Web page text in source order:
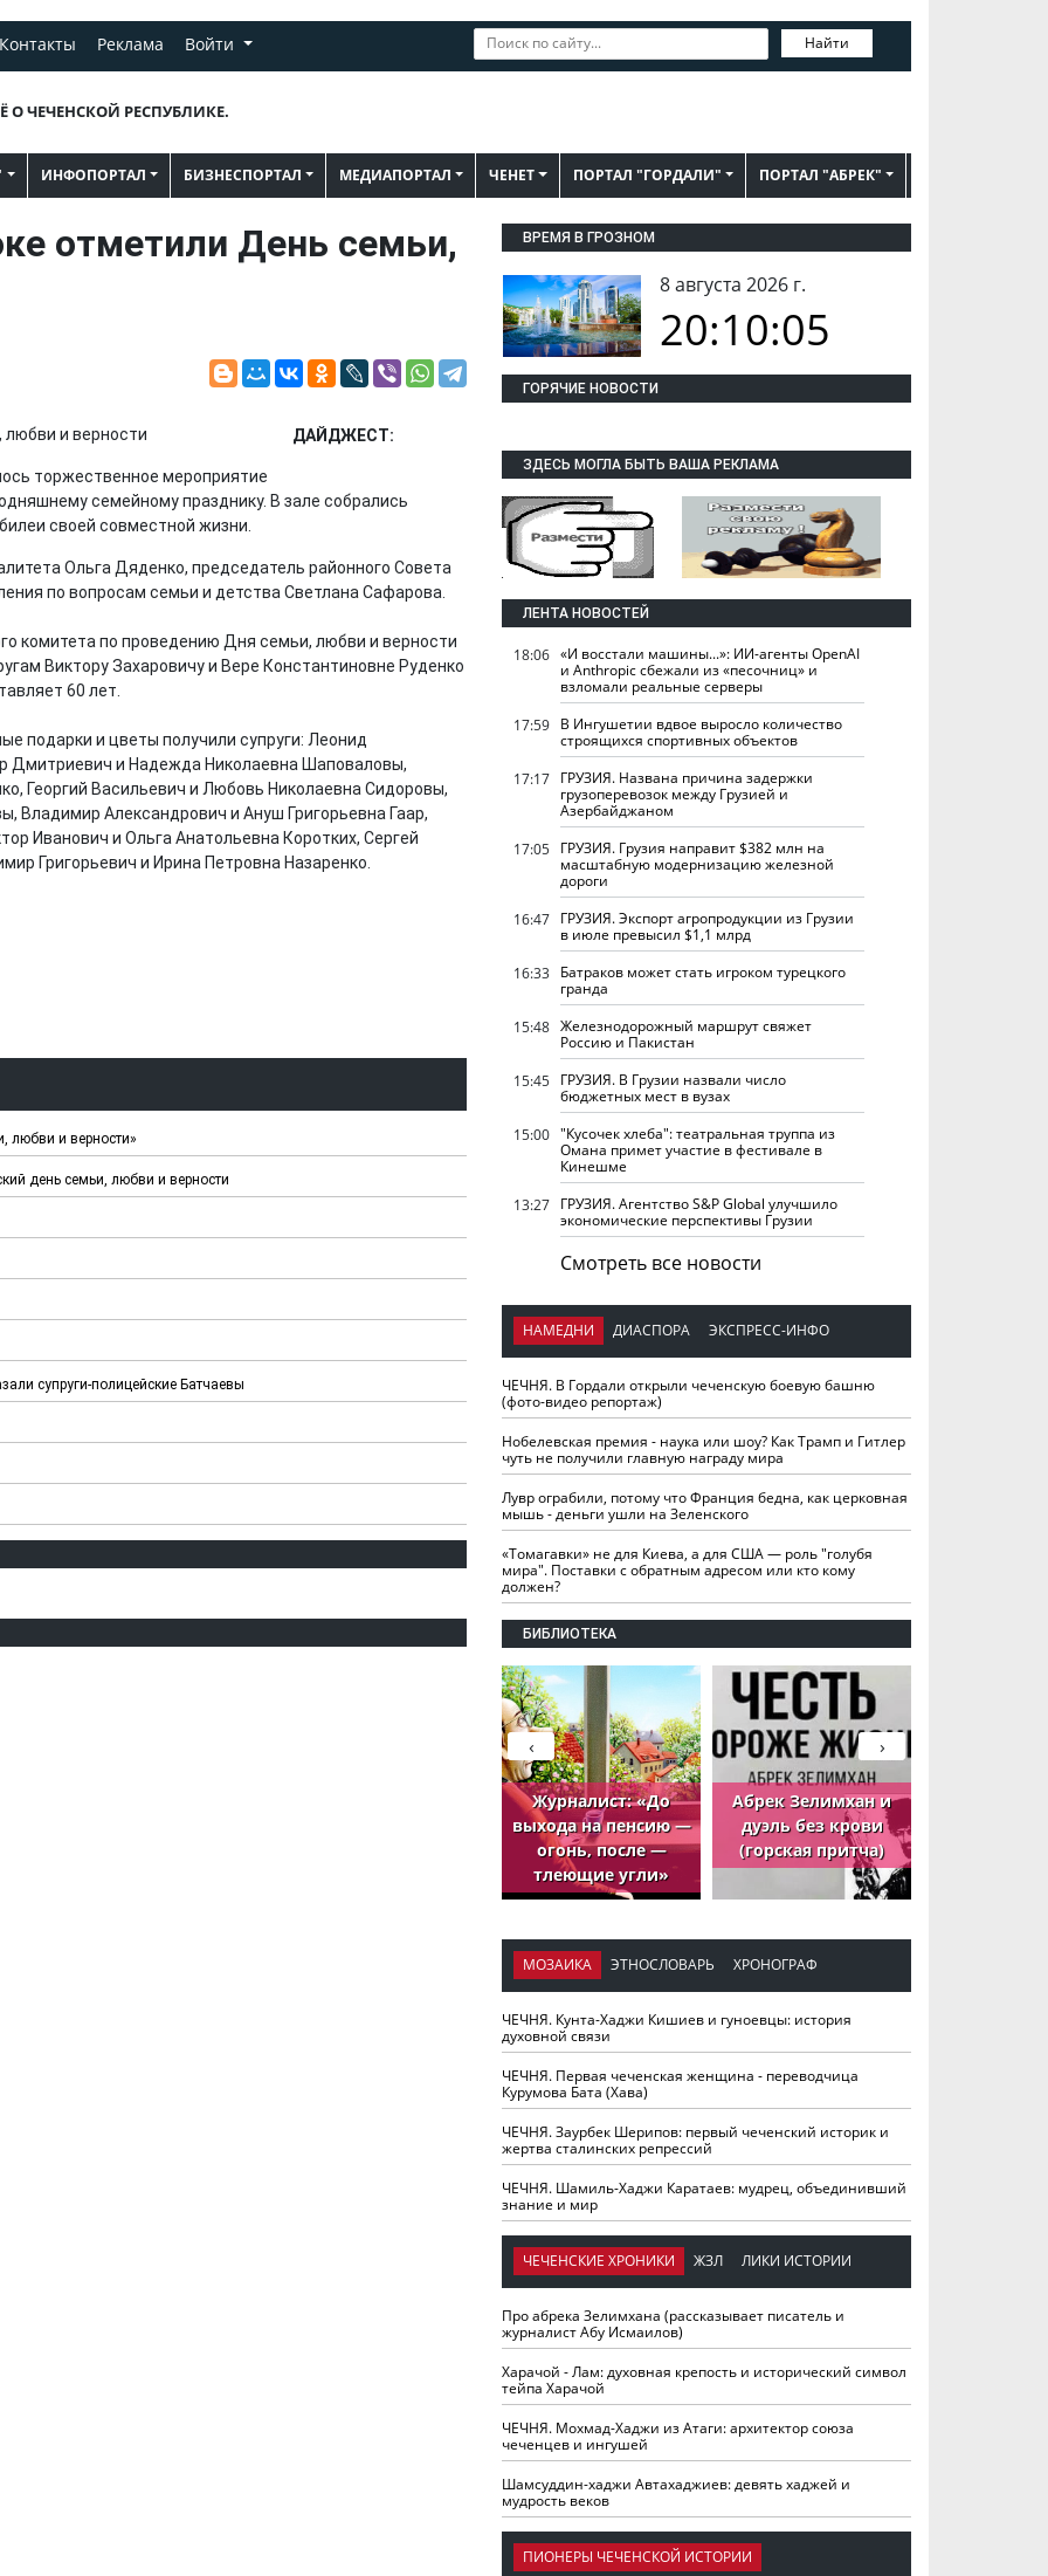
Контакты Реклама Войти Найти
О ЧЕЧЕНСКОЙ РЕСПУБЛИКЕ.
ИНФОПОРТАЛ БИЗНЕСПОРТАЛ МЕДИАПОРТАЛ ЧЕНЕТ ПОРТАЛ "ГОРДАЛИ" ПОРТАЛ "АБРЕК"
отметили День семьи,
ДАЙДЖЕСТ:
торжественное мероприятие
семейному празднику. В зале собрались
своей совместной жизни.
Ольга Дяденко, председатель районного Совета
по вопросам семьи и детства Светлана Сафарова.
комитета по проведению Дня семьи, любви и верности
Виктору Захаровичу и Вере Константиновне Руденко
60 лет.
подарки и цветы получили супруги: Леонид
Дмитриевич и Надежда Николаевна Шаповаловы,
Георгий Васильевич и Любовь Николаевна Сидоровы,
Владимир Александрович и Ануш Григорьевна Гаар,
Иванович и Ольга Анатольевна Коротких, Сергей
Григорьевич и Ирина Петровна Назаренко.
любви и верности»
день семьи, любви и верности
супруги-полицейские Батчаевы
ВРЕМЯ В ГРОЗНОМ
8 августа 2026 г.
20:10:05
ГОРЯЧИЕ НОВОСТИ
ЗДЕСЬ МОГЛА БЫТЬ ВАША РЕКЛАМА
ЛЕНТА НОВОСТЕЙ
18:06 «И восстали машины...»: ИИ-агенты OpenAI
и Anthropic сбежали из «песочниц» и
взломали реальные серверы
17:59 В Ингушетии вдвое выросло количество
строящихся спортивных объектов
17:17 ГРУЗИЯ. Названа причина задержки
грузоперевозок между Грузией и
Азербайджаном
17:05 ГРУЗИЯ. Грузия направит $382 млн на
масштабную модернизацию железной
дороги
16:47 ГРУЗИЯ. Экспорт агропродукции из Грузии
в июле превысил $1,1 млрд
16:33 Батраков может стать игроком турецкого
гранда
15:48 Железнодорожный маршрут свяжет
Россию и Пакистан
15:45 ГРУЗИЯ. В Грузии назвали число
бюджетных мест в вузах
15:00 "Кусочек хлеба": театральная труппа из
Омана примет участие в фестивале в
Кинешме
13:27 ГРУЗИЯ. Агентство S&P Global улучшило
экономические перспективы Грузии
Смотреть все новости
НАМЕДНИ ДИАСПОРА ЭКСПРЕСС-ИНФО
ЧЕЧНЯ. В Гордали открыли чеченскую боевую башню
(фото-видео репортаж)
Нобелевская премия - наука или шоу? Как Трамп и Гитлер
чуть не получили главную награду мира
Лувр ограбили, потому что Франция бедна, как церковная
мышь - деньги ушли на Зеленского
«Томагавки» не для Киева, а для США — роль "голубя
мира". Поставки с обратным адресом или кто кому
должен?
БИБЛИОТЕКА
Журналист: «До
выхода на пенсию —
огонь, после —
тлеющие угли»
Абрек Зелимхан и
дуэль без крови
(горская притча)
›
‹
МОЗАИКА ЭТНОСЛОВАРЬ ХРОНОГРАФ
ЧЕЧНЯ. Кунта-Хаджи Кишиев и гуноевцы: история
духовной связи
ЧЕЧНЯ. Первая чеченская женщина - переводчица
Курумова Бата (Хава)
ЧЕЧНЯ. Заурбек Шерипов: первый чеченский историк и
жертва сталинских репрессий
ЧЕЧНЯ. Шамиль-Хаджи Каратаев: мудрец, объединивший
знание и мир
ЧЕЧЕНСКИЕ ХРОНИКИ ЖЗЛ ЛИКИ ИСТОРИИ
Про абрека Зелимхана (рассказывает писатель и
журналист Абу Исмаилов)
Харачой - Лам: духовная крепость и исторический символ
тейпа Харачой
ЧЕЧНЯ. Мохмад-Хаджи из Атаги: архитектор союза
чеченцев и ингушей
Шамсуддин-хаджи Автахаджиев: девять хаджей и
мудрость веков
ПИОНЕРЫ ЧЕЧЕНСКОЙ ИСТОРИИ